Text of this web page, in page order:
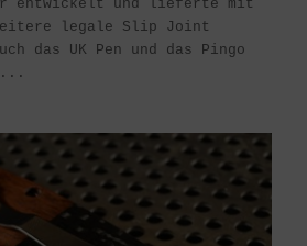
entwickelt und lieferte mit
weitere legale Slip Joint
das UK Pen und das Pingo